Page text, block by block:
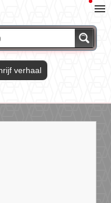
verhaal